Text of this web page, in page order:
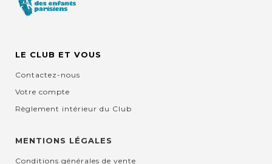
LE CLUB ET VOUS
Contactez-nous
Votre compte
Règlement intérieur du Club
MENTIONS LÉGALES
Conditions générales de vente